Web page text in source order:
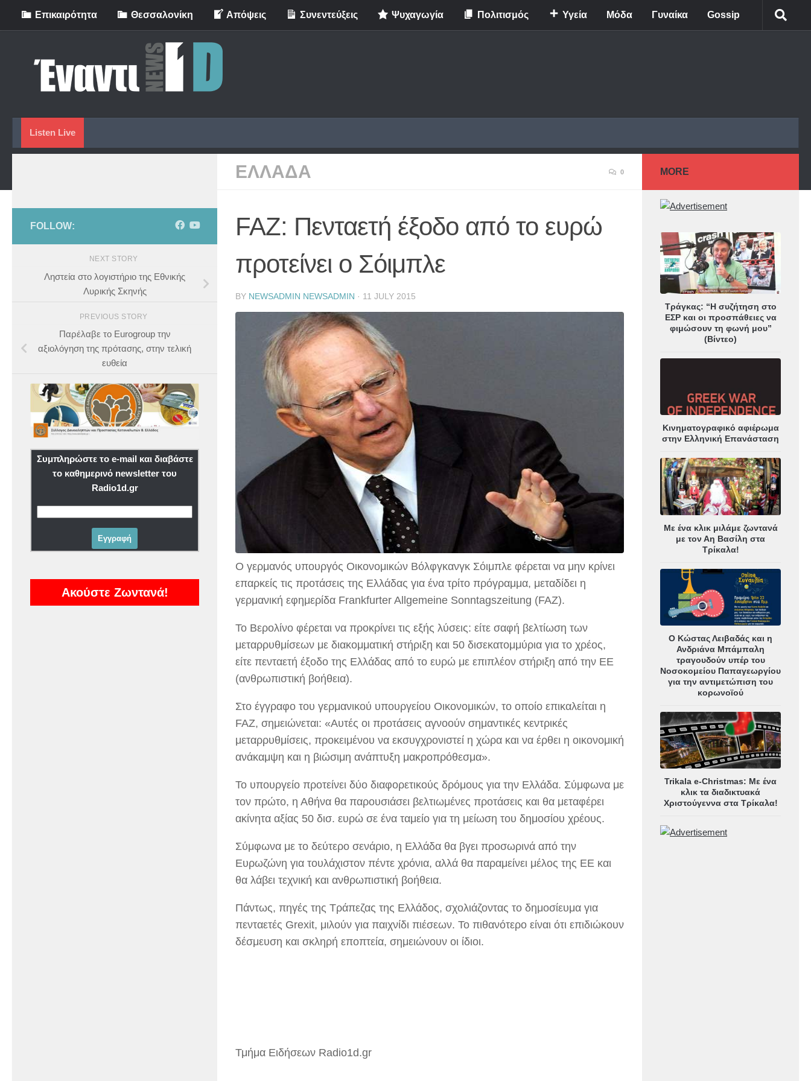
Skip to content
Eπικαιρότητα Θεσσαλονίκη Απόψεις Συνεντεύξεις Ψυχαγωγία Πολιτισμός Υγεία Μόδα Γυναίκα Gossip
Listen Live
ΕΛΛΑΔΑ 0
FAZ: Πενταετή έξοδο από το ευρώ
προτείνει ο Σόιμπλε
BY NEWSADMIN NEWSADMIN · 11 JULY 2015
Ο γερμανός υπουργός Οικονομικών Βόλφγκανγκ Σόιμπλε φέρεται να μην κρίνει
επαρκείς τις προτάσεις της Ελλάδας για ένα τρίτο πρόγραμμα, μεταδίδει η
γερμανική εφημερίδα Frankfurter Allgemeine Sonntagszeitung (FAZ).
Το Βερολίνο φέρεται να προκρίνει τις εξής λύσεις: είτε σαφή βελτίωση των
μεταρρυθμίσεων με διακομματική στήριξη και 50 δισεκατομμύρια για το χρέος,
είτε πενταετή έξοδο της Ελλάδας από το ευρώ με επιπλέον στήριξη από την ΕΕ
(ανθρωπιστική βοήθεια).
Στο έγγραφο του γερμανικού υπουργείου Οικονομικών, το οποίο επικαλείται η
FAZ, σημειώνεται: «Αυτές οι προτάσεις αγνοούν σημαντικές κεντρικές
μεταρρυθμίσεις, προκειμένου να εκσυγχρονιστεί η χώρα και να έρθει η οικονομική
ανάκαμψη και η βιώσιμη ανάπτυξη μακροπρόθεσμα».
Το υπουργείο προτείνει δύο διαφορετικούς δρόμους για την Ελλάδα. Σύμφωνα με
τον πρώτο, η Αθήνα θα παρουσιάσει βελτιωμένες προτάσεις και θα μεταφέρει
ακίνητα αξίας 50 δισ. ευρώ σε ένα ταμείο για τη μείωση του δημοσίου χρέους.
Σύμφωνα με το δεύτερο σενάριο, η Ελλάδα θα βγει προσωρινά από την
Ευρωζώνη για τουλάχιστον πέντε χρόνια, αλλά θα παραμείνει μέλος της ΕΕ και
θα λάβει τεχνική και ανθρωπιστική βοήθεια.
Πάντως, πηγές της Τράπεζας της Ελλάδος, σχολιάζοντας το δημοσίευμα για
πενταετές Grexit, μιλούν για παιχνίδι πιέσεων. Το πιθανότερο είναι ότι επιδιώκουν
δέσμευση και σκληρή εποπτεία, σημειώνουν οι ίδιοι.
Τμήμα Ειδήσεων Radio1d.gr
FOLLOW:
NEXT STORY
Ληστεία στο λογιστήριο της Εθνικής
Λυρικής Σκηνής
PREVIOUS STORY
Παρέλαβε το Eurogroup την
αξιολόγηση της πρότασης, στην τελική
ευθεία
Συμπληρώστε το e-mail και διαβάστε
το καθημερινό newsletter του
Radio1d.gr
Ακούστε Ζωντανά!
MORE
Τράγκας: “Η συζήτηση στο
ΕΣΡ και οι προσπάθειες να
φιμώσουν τη φωνή μου”
(Βίντεο)
Κινηματογραφικό αφιέρωμα
στην Ελληνική Επανάσταση
Με ένα κλικ μιλάμε ζωντανά
με τον Αη Βασίλη στα
Τρίκαλα!
Ο Κώστας Λειβαδάς και η
Ανδριάνα Μπάμπαλη
τραγουδούν υπέρ του
Νοσοκομείου Παπαγεωργίου
για την αντιμετώπιση του
κορωνοϊού
Trikala e-Christmas: Με ένα
κλικ τα διαδικτυακά
Χριστούγεννα στα Τρίκαλα!